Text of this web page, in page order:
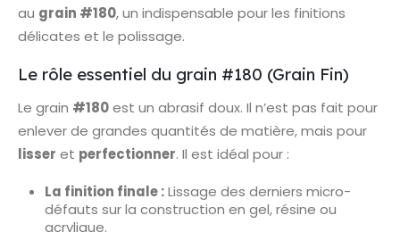
au grain #180, un indispensable pour les finitions
délicates et le polissage.
Le rôle essentiel du grain #180 (Grain Fin)
Le grain #180est un abrasif doux. Il n’est pas fait pour
enlever de grandes quantités de matière, mais pour
lisser et perfectionner. Il est idéal pour :
La finition finale :Lissage des derniers micro-
défauts sur la construction en gel, résine ou
acrylique.